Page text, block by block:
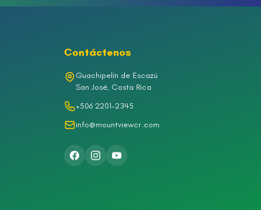
Contáctenos
Guachipelín de Escazú
San José, Costa Rica
+506 2201-2345
info@mountviewcr.com